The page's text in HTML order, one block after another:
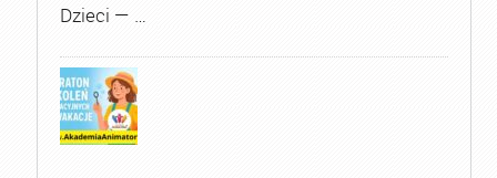
Dzieci — …